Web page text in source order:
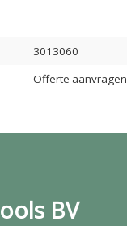
3013060
Offerte aanvragen
BV